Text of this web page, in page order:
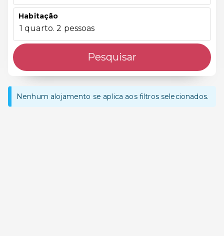
Habitação
1 quarto. 2 pessoas
Pesquisar
Nenhum alojamento se aplica aos filtros selecionados.